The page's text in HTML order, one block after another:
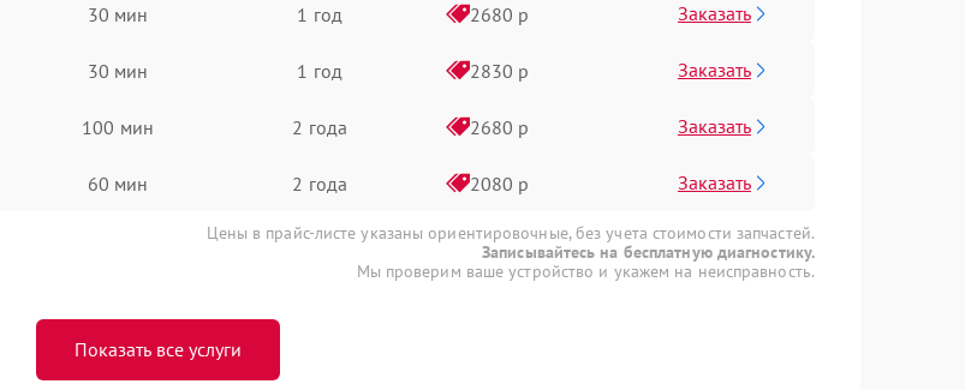
30 мин 1 год 2680 р Заказать
30 мин 1 год 2830 р Заказать
100 мин 2 года 2680 р Заказать
60 мин 2 года 2080 р Заказать
Цены в прайс-листе указаны ориентировочные, без учета стоимости запчастей.
Записывайтесь на бесплатную диагностику.
Мы проверим ваше устройство и укажем на неисправность.
Показать все услуги